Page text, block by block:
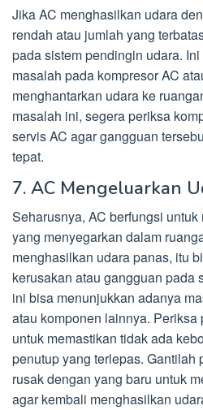
Jika AC menghasilkan udara
rendah atau jumlah yang
pada sistem pendingin udara.
masalah pada kompresor AC
menghantarkan udara ke
masalah ini, segera periksa
servis AC agar gangguan
tepat.
7. AC Mengeluarkan
Seharusnya, AC berfungsi
yang menyegarkan dalam
menghasilkan udara panas, itu
kerusakan atau gangguan pada
ini bisa menunjukkan adanya
atau komponen lainnya.
untuk memastikan tidak ada
penutup yang terlepas. Gantilah
rusak dengan yang baru untuk
agar kembali menghasilkan